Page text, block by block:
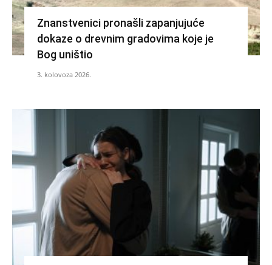
Znanstvenici pronašli zapanjujuće
dokaze o drevnim gradovima koje je
Bog uništio
3. kolovoza 2026.